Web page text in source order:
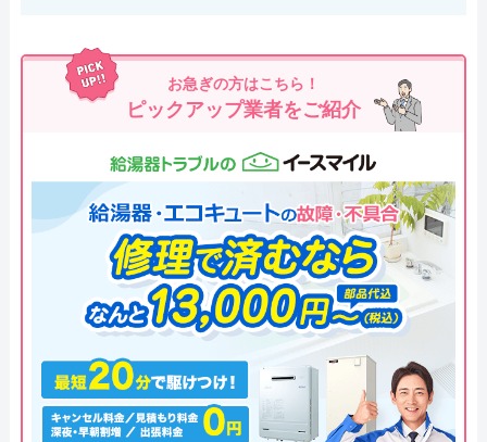
お急ぎの方はこちら！
ピックアップ業者をご紹介